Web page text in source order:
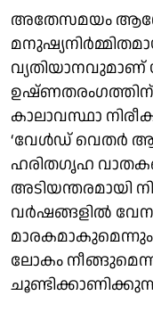
അതേസമയം
വ്യതിയാനവുമാണ്
ഉഷ്ണതരംഗത്തിന്
കാലാവസ്ഥാ
‘വേൾഡ് വെതർ
ഹരിതഗൃഹ
അടിയന്തരമായി
വർഷങ്ങളിൽ
ലോകം